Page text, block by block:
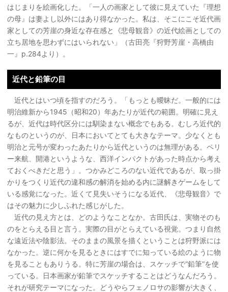
はじまりを絵画化した。「一人の画家として彼に見えていた『理想
の母』は妻よし以外にはあり得なかった。私は、そこにこそ近代画
家としての芳崖の身近な存在感と《悲母観音》の近代絵画としての
立ち居地を思わずにはいられない」（古田亮『狩野芳崖・高橋由
一』p.284より）。
近代と鉛筆の目
近代とはいつ頃を指すのだろう。「もっとも曖昧だ。一般的には
明治維新から1945（昭和20）年あたりが近代の範囲。明確に見え
るが、近代は時代区分には馴染まない概念でもある。むしろ近代的
なものというのが、日本においてとても大きなテーマ。少なくとも
明治と元号が変わったあたりから近代というのは無理がある。ペリ
ー来航、開港というような、西洋インパクトがあった時点から考え
ておくべきだと思う」。つかみどころのない近代であるが、取っ掛
かりをつくり近代の違和感の解消を始める内に謎解きゲームをして
いる感覚になった。近くて見失いそうになる近代、《悲母観音》で
はその魅力に少しふれた感じがした。
近代の見え方とは、どのようなことなか。古田氏は、実物そのも
のをとらえる目と言う。実際の目がとらえている視覚。つまり自然
な遠近法や陰影法。そのままの風景を描くということは狩野派には
なかった。逆に何かを見るときにはすでに知っている絵のように物
を見ることもありうる。特に芳崖の場合は、スケッチで“鉛筆”を使
っている。日本画家が鉛筆でスケッチすることはどうなんだろう。
それが研究テーマになった。どうやらフェノロサの影響が大きく、